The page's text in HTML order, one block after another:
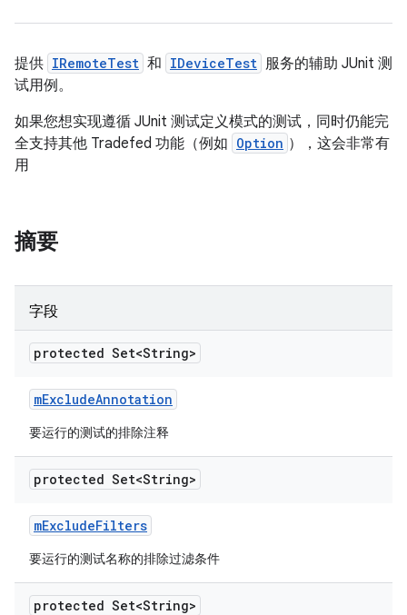
提供 IRemoteTest 和 IDeviceTest 服务的辅助 JUnit 测
试用例。
如果您想实现遵循 JUnit 测试定义模式的测试，同时仍能完
全支持其他 Tradefed 功能（例如 Option ），这会非常有
用
摘要
字段
protected Set<String>
mExcludeAnnotation
要运行的测试的排除注释
protected Set<String>
mExcludeFilters
要运行的测试名称的排除过滤条件
protected Set<String>